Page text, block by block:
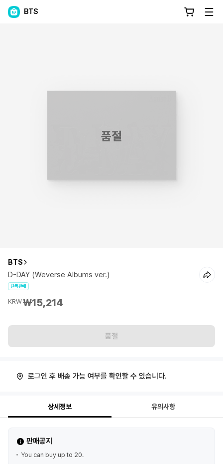
BTS
품절
BTS
D-DAY (Weverse Albums ver.)
단독판매
KRW₩15,214
품절
로그인 후 배송 가능 여부를 확인할 수 있습니다.
상세정보 유의사항
판매공지
You can buy up to 20.